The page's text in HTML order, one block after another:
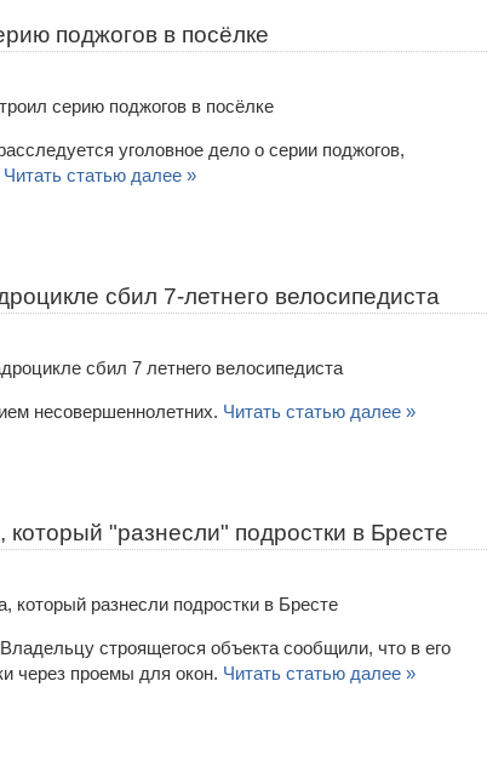
поджогов в посёлке
уголовное дело о серии поджогов,
Читать статью далее »
сбил 7-летнего велосипедиста
несовершеннолетних. Читать статью далее »
"разнесли" подростки в Бресте
строящегося объекта сообщили, что в его
через проемы для окон. Читать статью далее »